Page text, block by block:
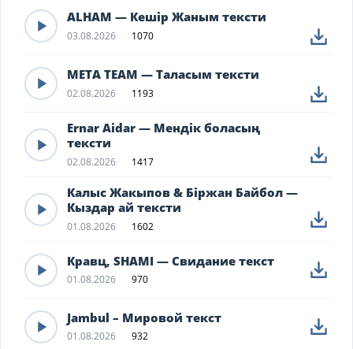
ALHAM — Кешір Жаным тексти
03.08.2026 1070
META TEAM — Таласым тексти
02.08.2026 1193
Ernar Aidar — Мендік боласың
тексти
02.08.2026 1417
Калыс Жакыпов & Біржан Байбол —
Кыздар ай тексти
01.08.2026 1602
Кравц, SHAMI — Свидание текст
01.08.2026 970
Jambul – Мировой текст
01.08.2026 932